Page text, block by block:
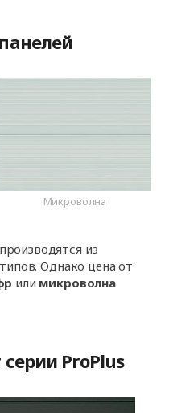
Микроволна
из
Однако цена от
или микроволна
ProPlus